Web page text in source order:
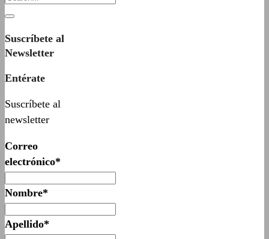
Suscríbete al
Newsletter
Entérate
Suscríbete al
newsletter
Correo
electrónico*
Nombre*
Apellido*